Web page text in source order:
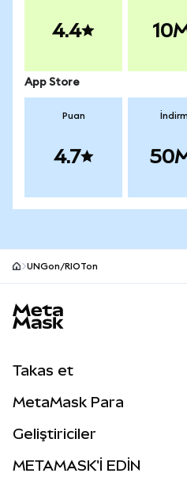
4.4
App Store
Puan
4.7
UNGon/RIOTon
Takas et
Perps
RWA'lar
MetaMask Para
Geliştiriciler
METAMASK'İ EDİN